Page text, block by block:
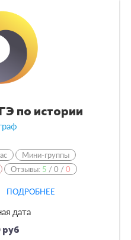
по истории
Мини-группы
Отзывы: 5 /0 /0
ПОДРОБНЕЕ
дата
руб